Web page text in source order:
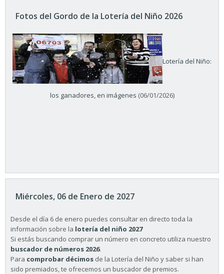
Fotos del Gordo de la Lotería del Niño 2026
Lotería del Niño:
los ganadores, en imágenes (06/01/2026)
Miércoles, 06 de Enero de 2027
Desde el día 6 de enero puedes consultar en directo toda la
información sobre la lotería del niño 2027
Si estás buscando comprar un número en concreto utiliza nuestro
buscador de números 2026.
Para comprobar décimos de la Lotería del Niño y saber si han
sido premiados, te ofrecemos un buscador de premios.